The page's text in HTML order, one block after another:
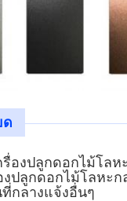
ด
รื่องปลูกดอกไม้โลห
งปลูกดอกไม้โลหะก
กลางแจ้งอื่นๆ